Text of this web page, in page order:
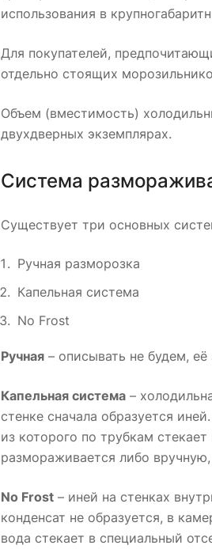
использования в
Для покупателей,
отдельно стоящих
Объем (вместимость)
двухдверных экземплярах.
Система
Существует три основных
Ручная разморозка
Капельная система
No Frost
Ручная – описывать не будем,
Капельная система –
стенке сначала образуется
из которого по трубкам
размораживается либо
No Frost – иней на стенках
конденсат не образуется, в
вода стекает в специальный